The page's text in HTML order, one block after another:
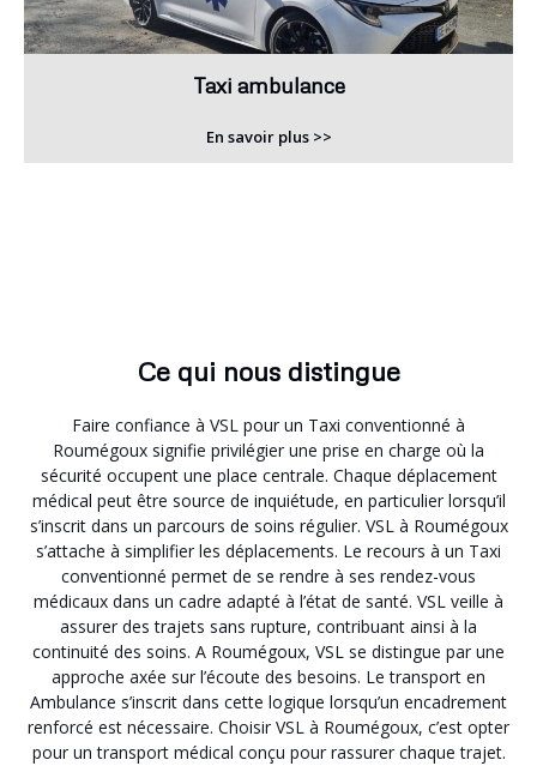
Taxi ambulance
En savoir plus >>
Ce qui nous distingue
Faire confiance à VSL pour un Taxi conventionné à
Roumégoux signifie privilégier une prise en charge où la
sécurité occupent une place centrale. Chaque déplacement
médical peut être source de inquiétude, en particulier lorsqu’il
s’inscrit dans un parcours de soins régulier. VSL à Roumégoux
s’attache à simplifier les déplacements. Le recours à un Taxi
conventionné permet de se rendre à ses rendez-vous
médicaux dans un cadre adapté à l’état de santé. VSL veille à
assurer des trajets sans rupture, contribuant ainsi à la
continuité des soins. A Roumégoux, VSL se distingue par une
approche axée sur l’écoute des besoins. Le transport en
Ambulance s’inscrit dans cette logique lorsqu’un encadrement
renforcé est nécessaire. Choisir VSL à Roumégoux, c’est opter
pour un transport médical conçu pour rassurer chaque trajet.